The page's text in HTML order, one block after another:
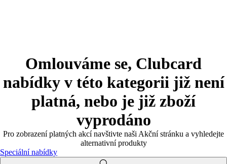
Omlouváme se, Clubcard
nabídky v této kategorii již není
platná, nebo je již zboží
vyprodáno
Pro zobrazení platných akcí navštivte naši Akční stránku a vyhledejte
alternativní produkty
Speciální nabídky